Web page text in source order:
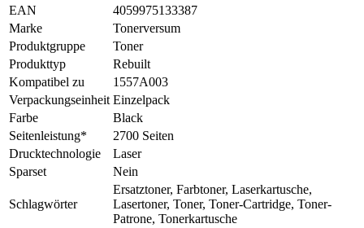
EAN
4059975133387
Marke
Tonerversum
Produktgruppe
Toner
Produkttyp
Rebuilt
Kompatibel zu
1557A003
Verpackungseinheit Einzelpack
Farbe
Black
Seitenleistung*
2700 Seiten
Drucktechnologie
Laser
Sparset
Nein
Schlagwörter
Ersatztoner, Farbtoner, Laserkartusche,
Lasertoner, Toner, Toner-Cartridge, Toner-
Patrone, Tonerkartusche